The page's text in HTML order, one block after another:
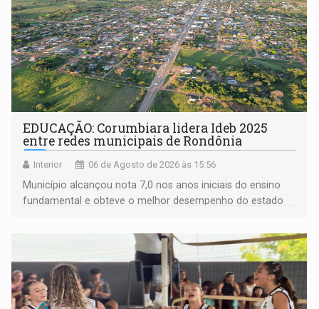
EDUCAÇÃO: Corumbiara lidera Ideb 2025
entre redes municipais de Rondônia
Interior 06 de Agosto de 2026 às 15:56
Município alcançou nota 7,0 nos anos iniciais do ensino
fundamental e obteve o melhor desempenho do estado